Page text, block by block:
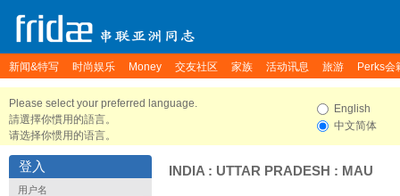
新闻&特写 时尚娱乐 Money 交友社区 家族 活动讯息 旅游 Perks会
Please select your preferred language.
請選擇你慣用的語言。
请选择你惯用的语言。
English
中文简体
登入
用户名
INDIA : UTTAR PRADESH : MAU